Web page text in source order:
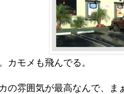
カモメも飛んでる。
の雰囲気が最高なんで、ま